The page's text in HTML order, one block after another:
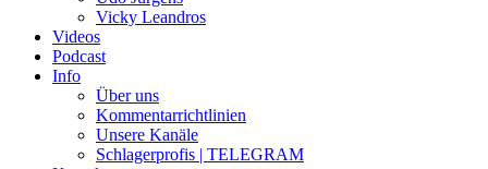
Vicky Leandros
Videos
Podcast
Info
Über uns
Kommentarrichtlinien
Unsere Kanäle
Schlagerprofis | TELEGRAM